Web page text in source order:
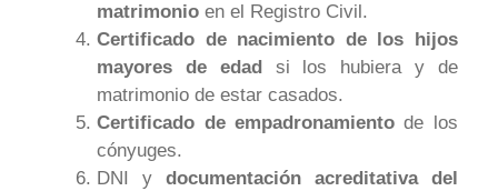
matrimonio en el Registro Civil.
Certificado de nacimiento de los hijos
mayores de edadsi los hubiera y de
matrimonio de estar casados.
Certificado de empadronamiento de los
cónyuges.
DNI y documentación acreditativa del